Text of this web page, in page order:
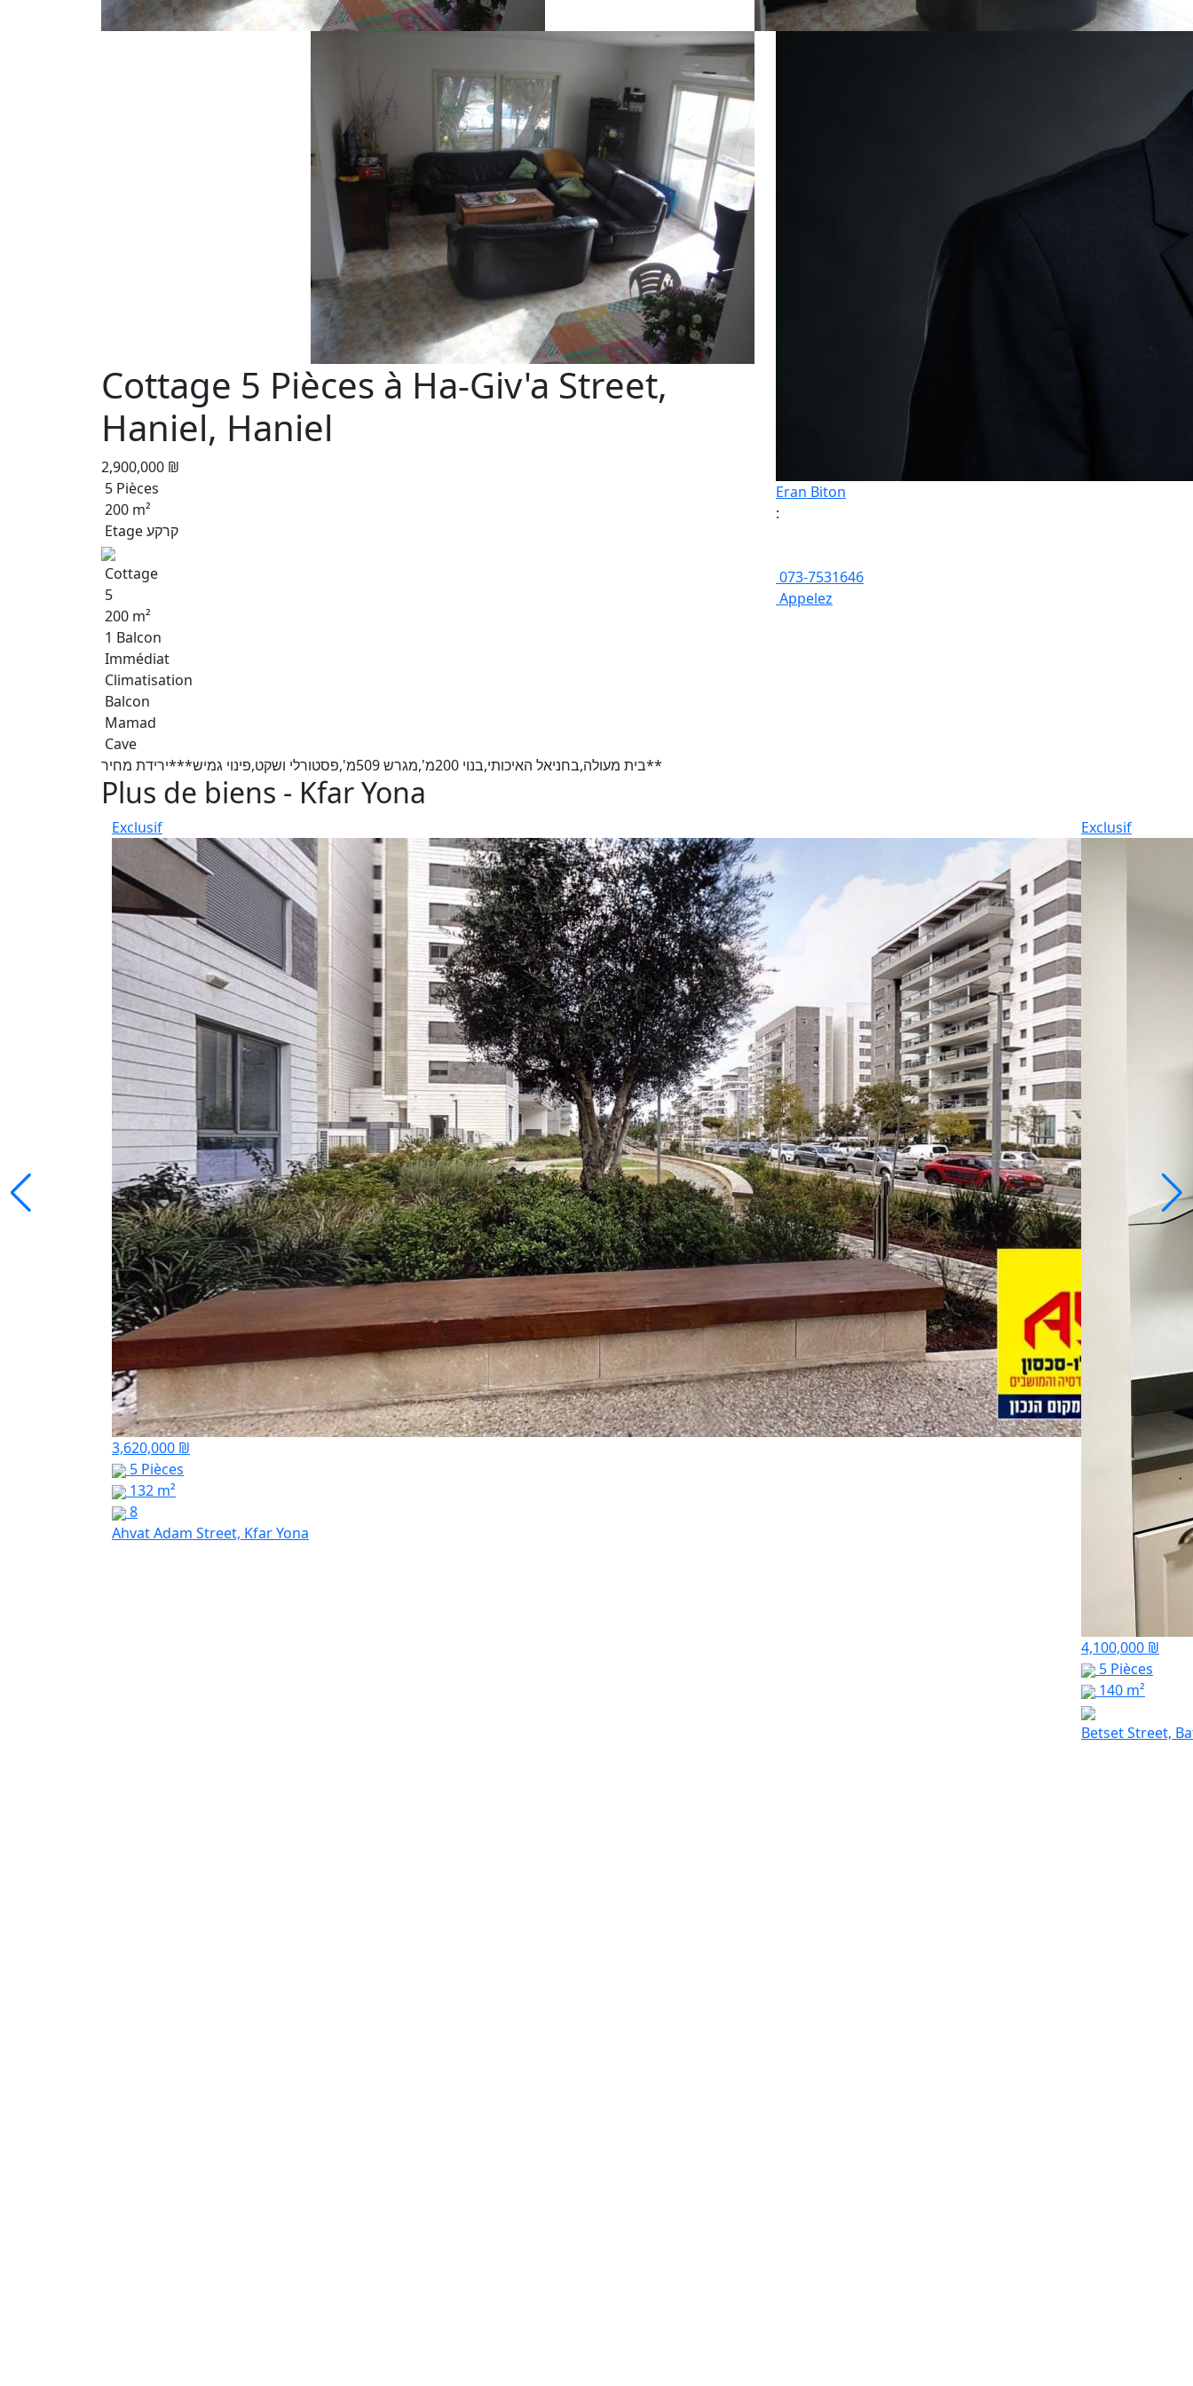
Cottage 5 Pièces à Ha-Giv'a Street,
Haniel, Haniel
2,900,000 ₪
5 Pièces
200 m²
Etage קרקע
Cottage
5
200 m²
1 Balcon
Immédiat
Climatisation
Balcon
Mamad
Cave
בית מעולה,בחניאל האיכותי,בנוי 200מ',מגרש 509מ',פסטורלי ושקט,פינוי גמיש***ירידת מחיר**
Eran Biton
:
073-7531646
Appelez
Plus de biens - Kfar Yona
Exclusif
3,620,000 ₪
5 Pièces
132 m²
8
Ahvat Adam Street, Kfar Yona
Exclusif
4,100,000 ₪
5 Pièces
140 m²
Betset Street,